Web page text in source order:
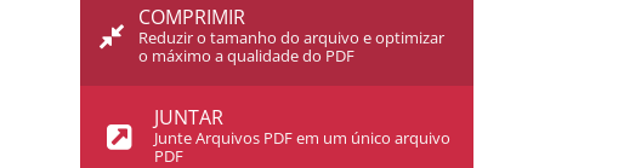
COMPRIMIR
Reduzir o tamanho do arquivo e optimizar
o máximo a qualidade do PDF
JUNTAR
Junte Arquivos PDF em um único arquivo
PDF